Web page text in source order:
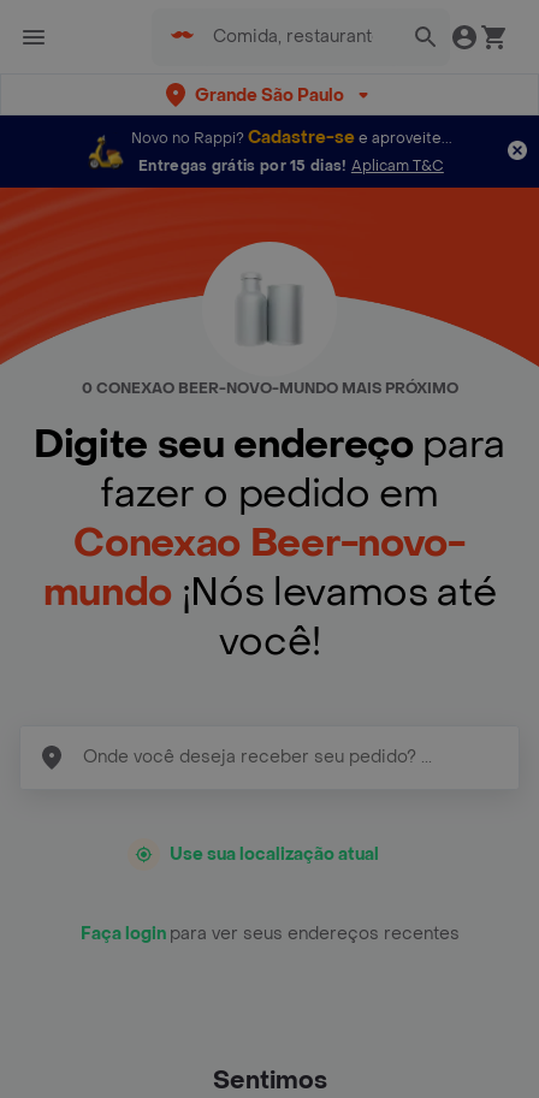
Grande São Paulo
Novo no Rappi? Cadastre-se e aproveite...
Entregas grátis por 15 dias! Aplicam T&C
0 CONEXAO BEER-NOVO-MUNDO MAIS PRÓXIMO
Digite seu endereço para
fazer o pedido em
Conexao Beer-novo-
mundo ¡Nós levamos até
você!
Use sua localização atual
Faça login para ver seus endereços recentes
Sentimos